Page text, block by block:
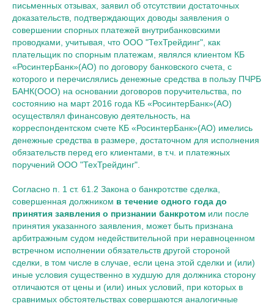
письменных отзывах, заявил об отсутствии достаточных
доказательств, подтверждающих доводы заявления о
совершении спорных платежей внутрибанковскими
проводками, учитывая, что ООО "ТехТрейдинг", как
плательщик по спорным платежам, являлся клиентом КБ
«РосинтерБанк»(АО) по договору банковского счета, с
которого и перечислялись денежные средства в пользу ПЧРБ
БАНК(ООО) на основании договоров поручительства, по
состоянию на март 2016 года КБ «РосинтерБанк»(АО)
осуществлял финансовую деятельность, на
корреспондентском счете КБ «РосинтерБанк»(АО) имелись
денежные средства в размере, достаточном для исполнения
обязательств перед его клиентами, в т.ч. и платежных
поручений ООО "ТехТрейдинг".
Согласно п. 1 ст. 61.2 Закона о банкротстве сделка,
совершенная должником в течение одного года до
принятия заявления о признании банкротом или после
принятия указанного заявления, может быть признана
арбитражным судом недействительной при неравноценном
встречном исполнении обязательств другой стороной
сделки, в том числе в случае, если цена этой сделки и (или)
иные условия существенно в худшую для должника сторону
отличаются от цены и (или) иных условий, при которых в
сравнимых обстоятельствах совершаются аналогичные